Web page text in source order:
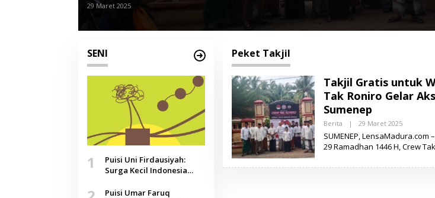
29 Maret 2025
SENI
1
Puisi Uni Firdausiyah:
Surga Kecil Indonesia
Doa yang Jauh, Narasi
Puisi Umar Faruq
Peket Takjil
Takjil Gratis untuk
Tak Roniro Gelar
Sumenep
Berita | 29 Maret 2025O
E
H
SUMENEP, LensaMadura.com
29 Ramadhan 1446 H, Crew